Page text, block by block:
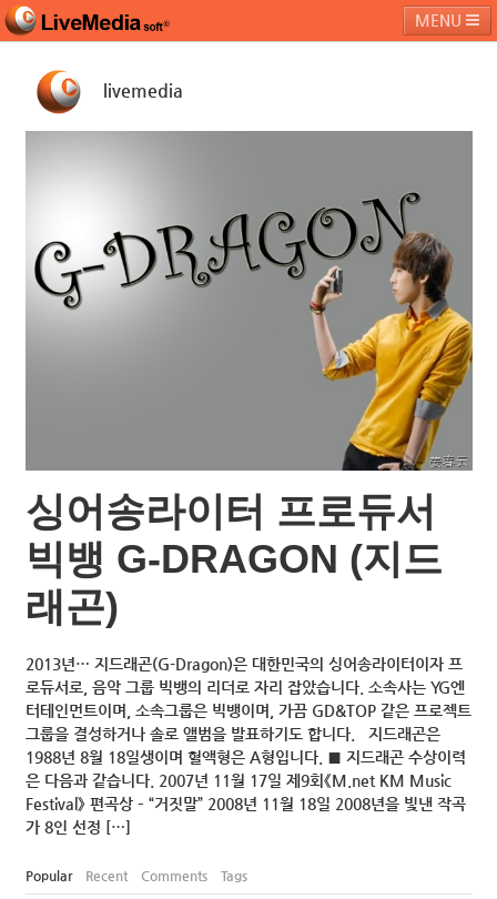
MENU
livemedia
싱어송라이터 프로듀서
빅뱅 G-DRAGON (지드
래곤)
2013년… 지드래곤(G-Dragon)은 대한민국의 싱어송라이터이자 프
로듀서로, 음악 그룹 빅뱅의 리더로 자리 잡았습니다. 소속사는 YG엔
터테인먼트이며, 소속그룹은 빅뱅이며, 가끔 GD&TOP 같은 프로젝트
그룹을 결성하거나 솔로 앨범을 발표하기도 합니다. 지드래곤은
1988년 8월 18일생이며 혈액형은 A형입니다. ■ 지드래곤 수상이력
은 다음과 같습니다. 2007년 11월 17일 제9회《M.net KM Music
Festival》 편곡상 – “거짓말” 2008년 11월 18일 2008년을 빛낸 작곡
가 8인 선정 […]
Popular Recent Comments Tags